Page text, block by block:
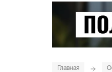
Главная